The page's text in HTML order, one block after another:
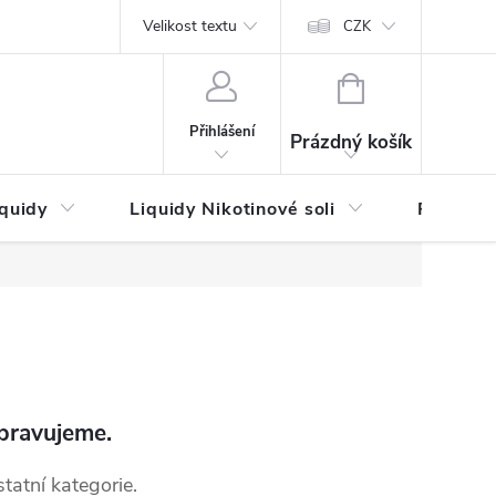
Reklamační řád Vrácení zboží a reklamace
Velikost textu CZK
Přihlášení
NÁKUPNÍ
Prázdný košík
Liquidy Nikotinové soli
kategorie.